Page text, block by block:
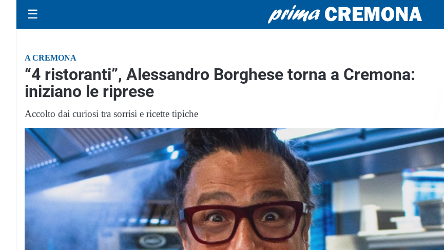
☰
A CREMONA
“4 ristoranti”, Alessandro Borghese torna a Cremona:
iniziano le riprese
Accolto dai curiosi tra sorrisi e ricette tipiche